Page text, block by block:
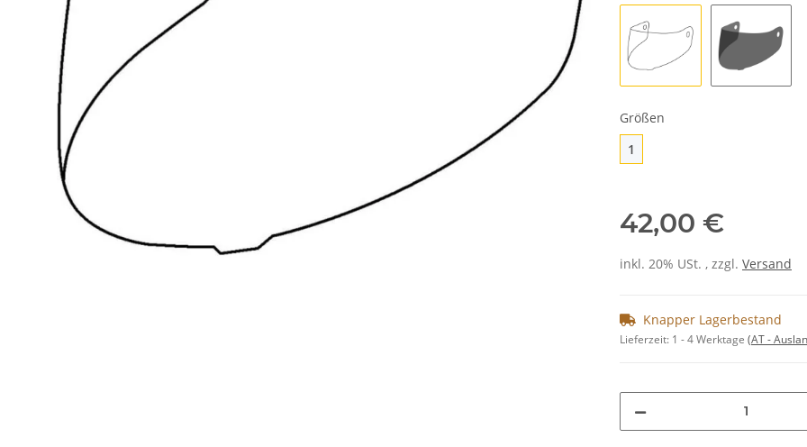
Größen
1
42,00 €
inkl. 20% USt. , zzgl. Versand
Knapper Lagerbestand
Lieferzeit: 1 - 4 Werktage (AT -